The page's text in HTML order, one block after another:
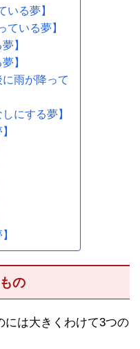
いる夢】
ている夢】
】
】
に雨が降って
にする夢】
の
には大きくわけて3つの